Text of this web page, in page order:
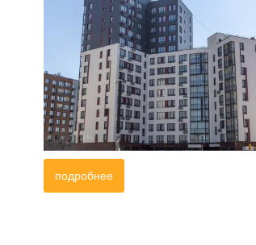
подробнее